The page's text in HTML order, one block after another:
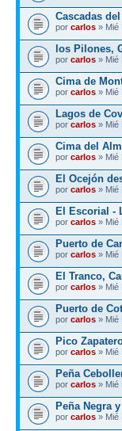
Cascadas
por carlos » Mié
los Pilones,
por carlos » Mié
Cima de
por carlos » Mié
Lagos de
por carlos » Mié
Cima del
por carlos » Mié
El Ocejón
por carlos » Mié
El Escorial -
por carlos » Mié
Puerto de
por carlos » Mié
El Tranco,
por carlos » Mié
Puerto de
por carlos » Mié
Pico
por carlos » Mié
Peña
por carlos » Mié
Peña Negra
por carlos » Mié